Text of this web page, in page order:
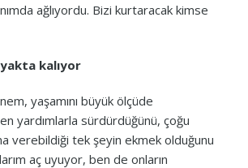
ağlıyordu. Bizi kurtaracak kimse
kalıyor
yaşamını büyük ölçüde
yardımlarla sürdürdüğünü, çoğu
verebildiği tek şeyin ekmek olduğunu
aç uyuyor, ben de onların